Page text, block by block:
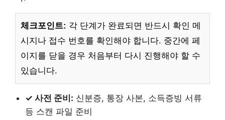
체크포인트: 각 단계가 완료되면 반드시 확인 메
시지나 접수 번호를 확인해야 합니다. 중간에 페
이지를 닫을 경우 처음부터 다시 진행해야 할 수
있습니다.
✓ 사전 준비: 신분증, 통장 사본, 소득증빙 서류
등 스캔 파일 준비